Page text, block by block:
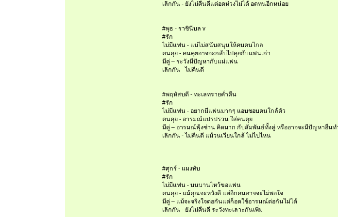
เลิกกัน - ยังไม่คืนดีแต่อดห่วงไม่ได้ อดทนอีกหน่อย
#พุธ - ราชินีบล v
#รัก
ไม่มีแฟน - แม่ไม่สนับสนุนให้คบคนไกล
คนคุย - คนคุยอาจจะกลับไปคุยกับแฟนเก่า
มีคู่ – ระวังมีปัญหากับแม่แฟน
เลิกกัน - ไม่คืนดี
#พฤหัสบดี - ทะเลทรายค่ำคืน
#รัก
ไม่มีแฟน - อยากมีแฟนมากๆ แอบชอบคนใกล้ตัว
คนคุย - อารมณ์แปรปรวน ใส่คนคุย
มีคู่ – อารมณ์ฟุ้งซ่าน คิดมาก กับสัมพันธ์ทั้งคู่ หรืออาจจะมีปัญหาอื่นท
เลิกกัน - ไม่คืนดี แม้วนเวียนใกล้ ไม่ไปไหน
#ศุกร์ - แมงทับ
#รัก
ไม่มีแฟน - บนบานไหว้ขอแฟน
คนคุย - แม้คุณจะหวังดี แต่อีกคนอาจจะไม่พอใจ
มีคู่ – แม้จะจริงใจต่อกันแต่ก็อดใช้อารมณ์ต่อกันไม่ได้
เลิกกัน - ยังไม่คืนดี ระวังทะเลาะกันเพิ่ม